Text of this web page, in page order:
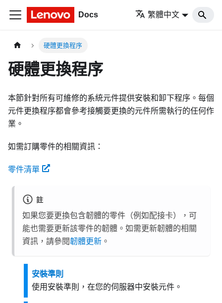
Docs 繁體中文
硬體更換程序
硬體更換程序
本節針對所有可維修的系統元件提供安裝和卸下程序。每個
元件更換程序都會參考接觸要更換的元件所需執行的任何作
業。
如需訂購零件的相關資訊：
零件清單
註
如果您要更換包含韌體的零件（例如配接卡），可
能也需要更新該零件的韌體。如需更新韌體的相關
資訊，請參閱韌體更新 。
安裝準則
使用安裝準則，在您的伺服器中安裝元件。